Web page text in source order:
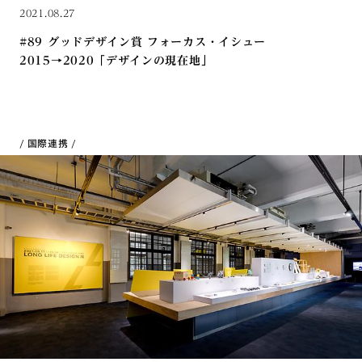
2021.08.27
#89 グッドデザイン賞 フォーカス・イシュー
2015→2020「デザインの現在地」
国際連携